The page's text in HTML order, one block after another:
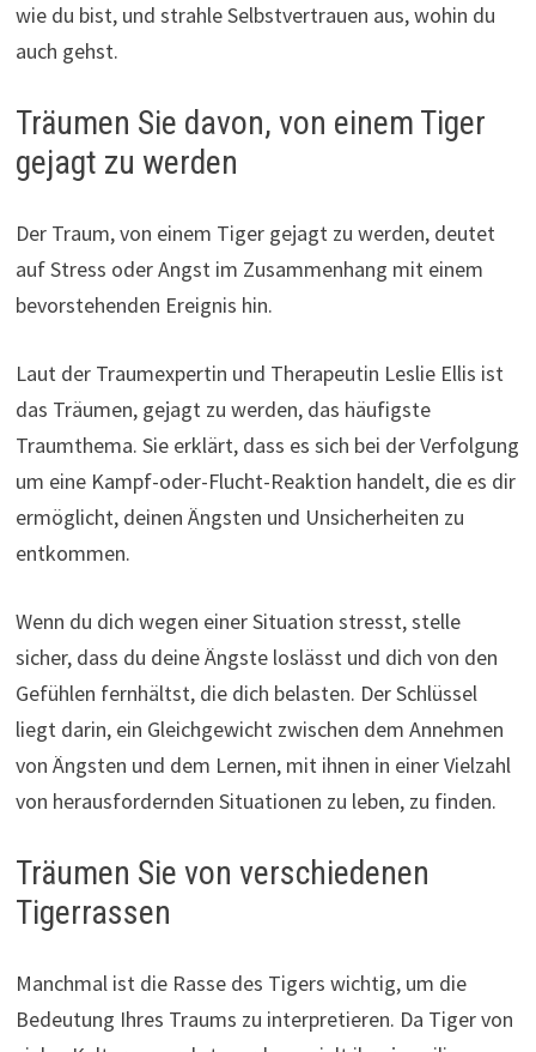
wie du bist, und strahle Selbstvertrauen aus, wohin du
auch gehst.
Träumen Sie davon, von einem Tiger
gejagt zu werden
Der Traum, von einem Tiger gejagt zu werden, deutet
auf Stress oder Angst im Zusammenhang mit einem
bevorstehenden Ereignis hin.
Laut der Traumexpertin und Therapeutin Leslie Ellis ist
das Träumen, gejagt zu werden, das häufigste
Traumthema. Sie erklärt, dass es sich bei der Verfolgung
um eine Kampf-oder-Flucht-Reaktion handelt, die es dir
ermöglicht, deinen Ängsten und Unsicherheiten zu
entkommen.
Wenn du dich wegen einer Situation stresst, stelle
sicher, dass du deine Ängste loslässt und dich von den
Gefühlen fernhältst, die dich belasten. Der Schlüssel
liegt darin, ein Gleichgewicht zwischen dem Annehmen
von Ängsten und dem Lernen, mit ihnen in einer Vielzahl
von herausfordernden Situationen zu leben, zu finden.
Träumen Sie von verschiedenen
Tigerrassen
Manchmal ist die Rasse des Tigers wichtig, um die
Bedeutung Ihres Traums zu interpretieren. Da Tiger von